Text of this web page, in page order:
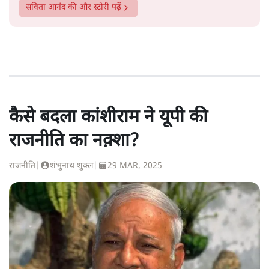
सविता आनंदकी और स्टोरी पढ़ें
कैसे बदला कांशीराम ने यूपी की
राजनीति का नक़्शा?
राजनीति शंभुनाथ शुक्ल| 29 MAR, 2025